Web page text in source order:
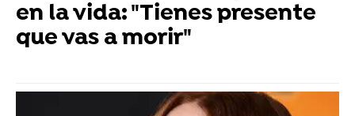
en la vida: "Tienes presente
que vas a morir"